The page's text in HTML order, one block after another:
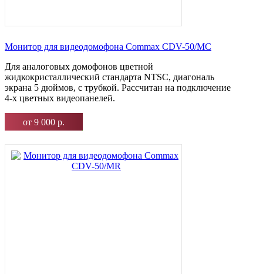
Монитор для видеодомофона Commax CDV-50/MC
Для аналоговых домофонов цветной
жидкокристаллический стандарта NTSC, диагональ
экрана 5 дюймов, с трубкой. Рассчитан на подключение
4-х цветных видеопанелей.
от 9 000 р.